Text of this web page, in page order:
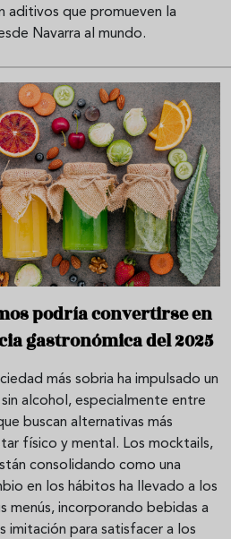
aditivos que promueven la
Navarra al mundo.
podría convertirse en
gastronómica del 2025
más sobria ha impulsado un
alcohol, especialmente entre
buscan alternativas más
físico y mental. Los mocktails,
consolidando como una
en los hábitos ha llevado a los
menús, incorporando bebidas a
imitación para satisfacer a los